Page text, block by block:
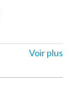
Voir plus